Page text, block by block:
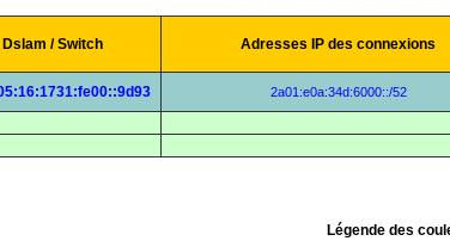
Dslam / Switch Adresses IP des connexions
2a01:e0a:34d:6000::/52
Légende des